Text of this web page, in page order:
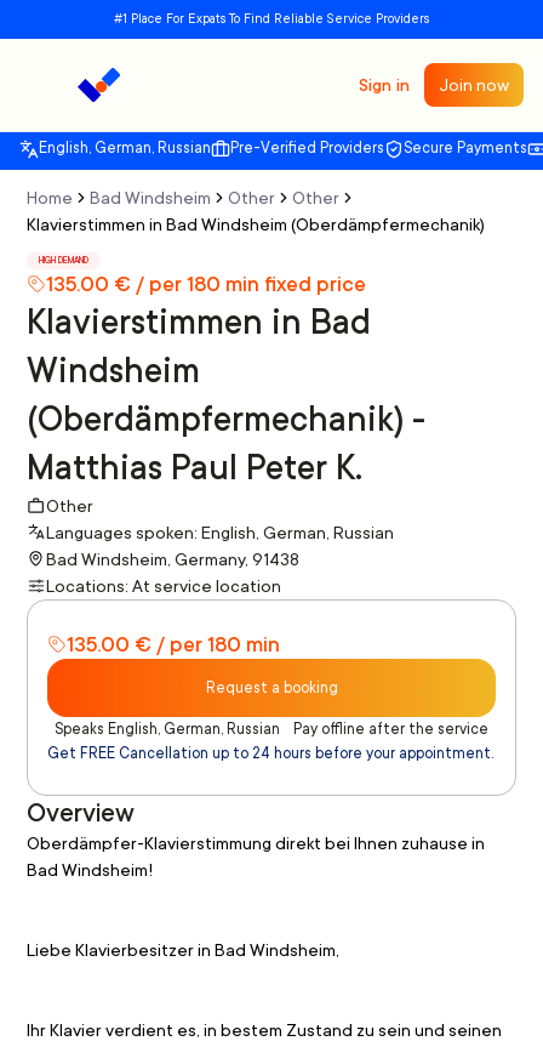
#1 Place For Expats To Find Reliable Service Providers
Sign in Join now
English, German, Russian Pre-Verified Providers Secure Payments
Home Bad Windsheim Other
Other
Klavierstimmen in Bad Windsheim (Oberdämpfermechanik)
HIGH DEMAND
135.00 € / per 180 min fixed price
Klavierstimmen in Bad
Windsheim
(Oberdämpfermechanik) -
Matthias Paul Peter K.
Other
Languages spoken: English, German, Russian
Bad Windsheim, Germany, 91438
Locations: At service location
135.00 € / per 180 min
Request a booking
Speaks English, German, Russian
Pay offline after the service
Get FREE Cancellation up to 24 hours before your appointment.
Overview
Oberdämpfer-Klavierstimmung direkt bei Ihnen zuhause in
Bad Windsheim!
Liebe Klavierbesitzer in Bad Windsheim,
Ihr Klavier verdient es, in bestem Zustand zu sein und seinen